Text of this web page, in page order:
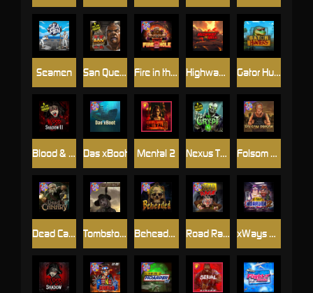
Seamen Highway to Hell
Mental 2
San Quentin 2: Death Row
Blood & Shadow 2
Beheaded
Nexus The Crypt
Gator Hunters
Tombstone RIP
Fire in the Hole 2
Folsom Prison
Das xBoot
Road Rage xWays Hoarder 2
Dead Canary